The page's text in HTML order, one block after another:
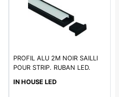
PROFIL ALU 2M NOIR SAILLI
POUR STRIP. RUBAN LED.
EXTERIEUR
IN HOUSE LED